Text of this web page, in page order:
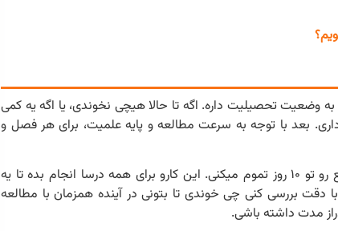
باید شروع کنم؟ بستگی به وضعیت تحصیلیت داره. اگه تا حالا هیچی نخوندی، یا اگه یه کمی
بعد با توجه به سرعت مطالعه و پایه علمیت، برای هر فصل و
مثلا برای فصل تابع ۲۰ ساعت لازم داری، پس اگه هر روز دو ساعت ریاضی بخونی، تابع رو تو ۱۰ روز تموم میکنی. این کارو برای همه درسا انجام بده تا یه
دقت بررسی کنی چی خوندی تا بتونی در آینده همزمان با مطالعه
مدت داشته باشی.